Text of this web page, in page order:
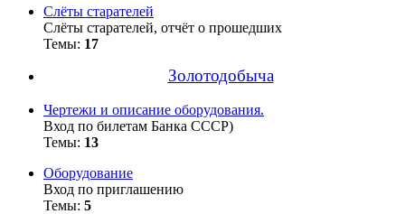
Слёты старателей
Слёты старателей, отчёт о прошедших
Темы: 17
Золотодобыча
Чертежи и описание оборудования.
Вход по билетам Банка СССР)
Темы: 13
Оборудование
Вход по приглашению
Темы: 5